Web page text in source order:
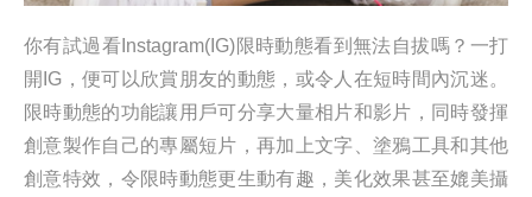
你有試過看Instagram(IG)限時動態看到無法自拔嗎？一打
開IG，便可以欣賞朋友的動態，或令人在短時間內沉迷。
限時動態的功能讓用戶可分享大量相片和影片，同時發揮
創意製作自己的專屬短片，再加上文字、塗鴉工具和其他
創意特效，令限時動態更生動有趣，美化效果甚至媲美攝